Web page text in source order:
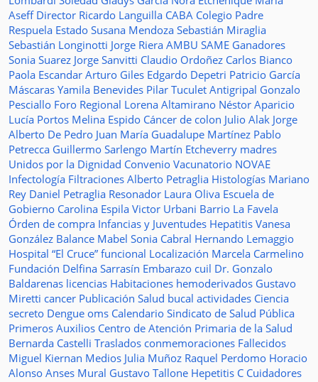
Aseff Director Ricardo Languilla CABA Colegio Padre
Respuela Estado Susana Mendoza Sebastián Miraglia
Sebastián Longinotti Jorge Riera AMBU SAME Ganadores
Sonia Suarez Jorge Sanvitti Claudio Ordoñez Carlos Bianco
Paola Escandar Arturo Giles Edgardo Depetri Patricio García
Máscaras Yamila Benevides Pilar Tuculet Antigripal Gonzalo
Pesciallo Foro Regional Lorena Altamirano Néstor Aparicio
Lucía Portos Melina Espido Cáncer de colon Julio Alak Jorge
Alberto De Pedro Juan María Guadalupe Martínez Pablo
Petrecca Guillermo Sarlengo Martín Etcheverry madres
Unidos por la Dignidad Convenio Vacunatorio NOVAE
Infectología Filtraciones Alberto Petraglia Histologías Mariano
Rey Daniel Petraglia Resonador Laura Oliva Escuela de
Gobierno Carolina Espila Victor Urbani Barrio La Favela
Órden de compra Infancias y Juventudes Hepatitis Vanesa
González Balance Mabel Sonia Cabral Hernando Lemaggio
Hospital “El Cruce” funcional Localización Marcela Carmelino
Fundación Delfina Sarrasín Embarazo cuil Dr. Gonzalo
Baldarenas licencias Habitaciones hemoderivados Gustavo
Miretti cancer Publicación Salud bucal actividades Ciencia
secreto Dengue oms Calendario Sindicato de Salud Pública
Primeros Auxilios Centro de Atención Primaria de la Salud
Bernarda Castelli Traslados conmemoraciones Fallecidos
Miguel Kiernan Medios Julia Muñoz Raquel Perdomo Horacio
Alonso Anses Mural Gustavo Tallone Hepetitis C Cuidadores